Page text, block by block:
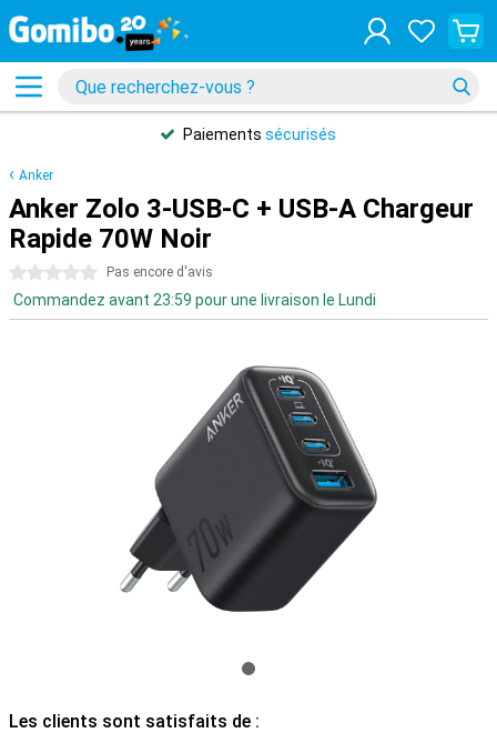
Paiements sécurisés
Anker
Anker Zolo 3-USB-C + USB-A Chargeur
Rapide 70W Noir
0 étoiles Pas encore d'avis
Commandez avant 23:59 pour une livraison le Lundi
Les clients sont satisfaits de :